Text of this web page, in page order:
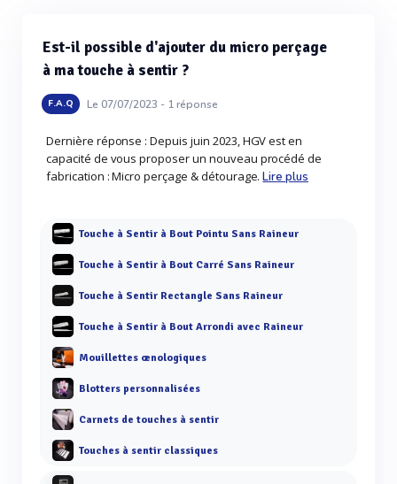
Est-il possible d'ajouter du micro perçage
à ma touche à sentir ?
F.A.Q Le 07/07/2023 - 1réponse
Dernière réponse : Depuis juin 2023, HGV est en
capacité de vous proposer un nouveau procédé de
fabrication : Micro perçage & détourage.Lire plus
Touche à Sentir à Bout Pointu Sans Raineur
Touche à Sentir à Bout Carré Sans Raineur
Touche à Sentir Rectangle Sans Raineur
Touche à Sentir à Bout Arrondi avec Raineur
Mouillettes œnologiques
Blotters personnalisées
Carnets de touches à sentir
Touches à sentir classiques